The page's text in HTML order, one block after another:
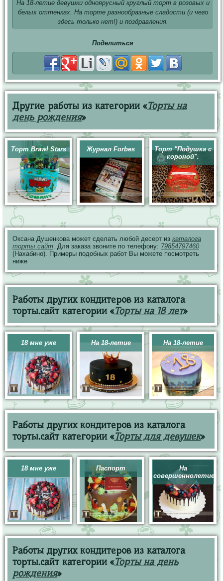
На 18-летие девушки одноярусный круглый торт в розовых и
белых оттенках. На торте разнообразные сладости (и чего
здесь только нет!) и поздравления.
Поделиться
Другие работы из категории «Торты на
день рождения»
Торт Brawl Stars Журнал Forbes
Торт "Подушка с
короной".
Оксана Душенкова может сделать любой десерт из каталога
торты.сайт . Для заказа звоните по телефону: 79854797460
(Нахабино). Примеры подобных работ Вы можете посмотреть
ниже
Работы других кондитеров из каталога
торты.сайт категории «Торты на 18 лет»
18 мне уже На 18-летие На 18-летие
Работы других кондитеров из каталога
торты.сайт категории «Торты для девушек»
18 мне уже Паспорт
На
совершеннолетие
Работы других кондитеров из каталога
торты.сайт категории «Торты на день
рождения»